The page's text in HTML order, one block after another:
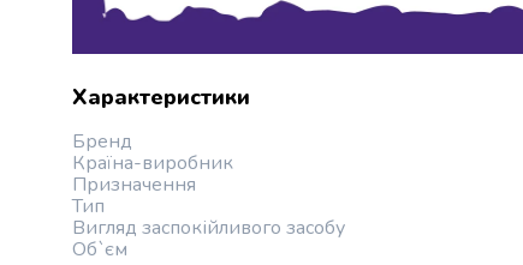
Гірчиця
Кондитерські
Батончики
Печиво
Вафлі
Характеристики
Бренд
Країна-виробник
Призначення
Тип
Вигляд заспокійливого засобу
Об`єм